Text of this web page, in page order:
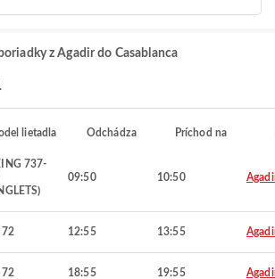
z Agadir do Casablanca
lietadla Odchádza Príchod na
737-
09:50 10:50
72 12:55 13:55
72 18:55 19:55